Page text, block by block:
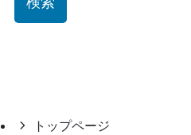
トップページ